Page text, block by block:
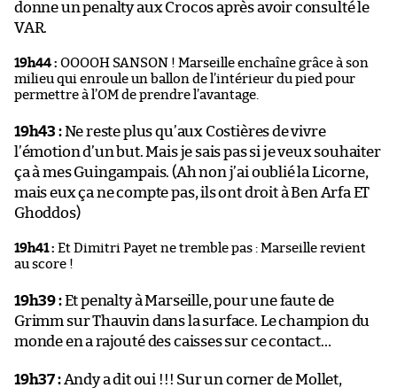
donne un penalty aux Crocos après avoir consulté le
VAR.
19h44 : OOOOH SANSON ! Marseille enchaîne grâce à son
milieu qui enroule un ballon de l’intérieur du pied pour
permettre à l’OM de prendre l’avantage.
19h43 :Ne reste plus qu’aux Costières de vivre
l’émotion d’un but. Mais je sais pas si je veux souhaiter
ça à mes Guingampais. (Ah non j’ai oublié la Licorne,
mais eux ça ne compte pas, ils ont droit à Ben Arfa ET
Ghoddos)
19h41 : Et Dimitri Payet ne tremble pas : Marseille revient
au score !
19h39 :Et penalty à Marseille, pour une faute de
Grimm sur Thauvin dans la surface. Le champion du
monde en a rajouté des caisses sur ce contact…
19h37 :Andy a dit oui !!! Sur un corner de Mollet,